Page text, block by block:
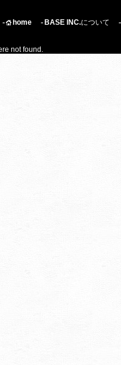
home BASE INC.について
not found.